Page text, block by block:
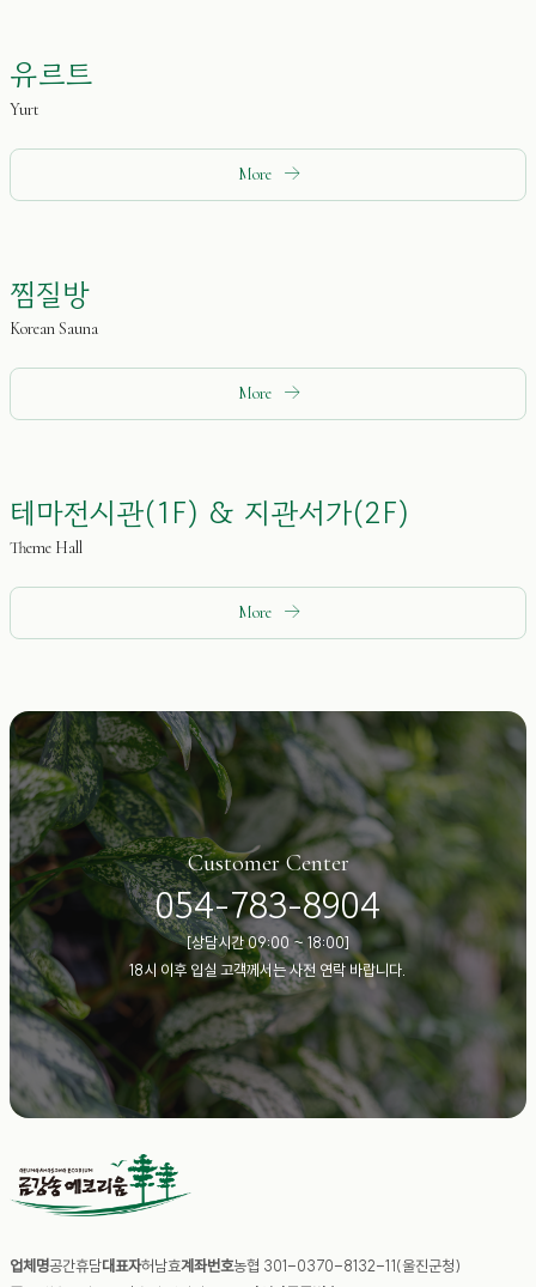
유르트
Yurt
More
찜질방
Korean Sauna
More
테마전시관(1F) & 지관서가(2F)
Theme Hall
More
Customer Center
054-783-8904
[상담시간 09:00 ~ 18:00]
18시 이후 입실 고객께서는 사전 연락 바랍니다.
업체명공간휴담대표자허남효계좌번호농협 301-0370-8132-11(울진군청)